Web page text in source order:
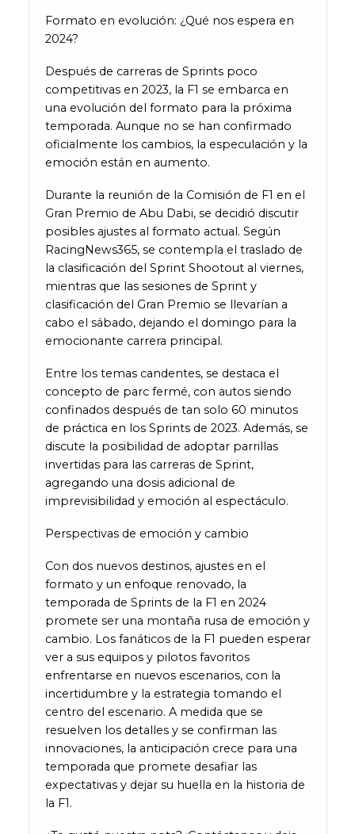
Formato en evolución: ¿Qué nos espera en
2024?
Después de carreras de Sprints poco
competitivas en 2023, la F1 se embarca en
una evolución del formato para la próxima
temporada. Aunque no se han confirmado
oficialmente los cambios, la especulación y la
emoción están en aumento.
Durante la reunión de la Comisión de F1 en el
Gran Premio de Abu Dabi, se decidió discutir
posibles ajustes al formato actual. Según
RacingNews365, se contempla el traslado de
la clasificación del Sprint Shootout al viernes,
mientras que las sesiones de Sprint y
clasificación del Gran Premio se llevarían a
cabo el sábado, dejando el domingo para la
emocionante carrera principal.
Entre los temas candentes, se destaca el
concepto de parc fermé, con autos siendo
confinados después de tan solo 60 minutos
de práctica en los Sprints de 2023. Además, se
discute la posibilidad de adoptar parrillas
invertidas para las carreras de Sprint,
agregando una dosis adicional de
imprevisibilidad y emoción al espectáculo.
Perspectivas de emoción y cambio
Con dos nuevos destinos, ajustes en el
formato y un enfoque renovado, la
temporada de Sprints de la F1 en 2024
promete ser una montaña rusa de emoción y
cambio. Los fanáticos de la F1 pueden esperar
ver a sus equipos y pilotos favoritos
enfrentarse en nuevos escenarios, con la
incertidumbre y la estrategia tomando el
centro del escenario. A medida que se
resuelven los detalles y se confirman las
innovaciones, la anticipación crece para una
temporada que promete desafiar las
expectativas y dejar su huella en la historia de
la F1.